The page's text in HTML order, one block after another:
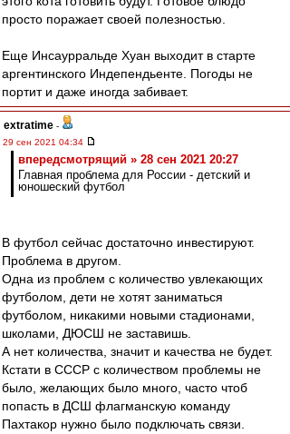
просто поражает своей полезностью.
Еще Инсаурральде Хуан выходит в старте
аргентинского Индепендьенте. Погоды не
портит и даже иногда забивает.
extratime -
29 сен 2021 04:34
впередсмотрящий » 28 сен 2021 20:27
Главная проблема для России - детский и
юношеский футбол
В футбол сейчас достаточно инвестируют.
Проблема в другом.
Одна из проблем с количество увлекающих
футболом, дети не хотят заниматься
футболом, никакими новыми стадионами,
школами, ДЮСШ не заставишь.
А нет количества, значит и качества не будет.
Кстати в СССР с количеством проблемы не
было, желающих было много, часто чтоб
попасть в ДСШ флагманскую команду
Пахтакор нужно было подключать связи.